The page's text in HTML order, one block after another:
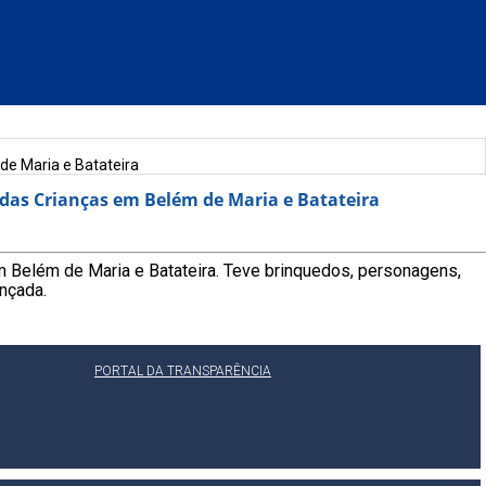
Maria e Batateira
Crianças em Belém de Maria e Batateira
de Maria e Batateira. Teve brinquedos, personagens,
PORTAL DA TRANSPARÊNCIA